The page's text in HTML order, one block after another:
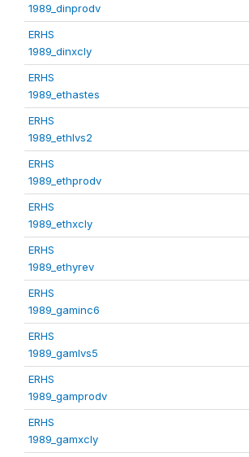
1989_dinprodv
ERHS
1989_dinxcly
ERHS
1989_ethastes
ERHS
1989_ethlvs2
ERHS
1989_ethprodv
ERHS
1989_ethxcly
ERHS
1989_ethyrev
ERHS
1989_gaminc6
ERHS
1989_gamlvs5
ERHS
1989_gamprodv
ERHS
1989_gamxcly